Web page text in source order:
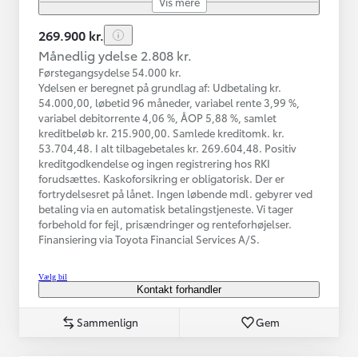
269.900 kr.
Månedlig ydelse 2.808 kr.
Førstegangsydelse 54.000 kr.
Ydelsen er beregnet på grundlag af: Udbetaling kr.
54.000,00, løbetid 96 måneder, variabel rente 3,99 %,
variabel debitorrente 4,06 %, ÅOP 5,88 %, samlet
kreditbeløb kr. 215.900,00. Samlede kreditomk. kr.
53.704,48. I alt tilbagebetales kr. 269.604,48. Positiv
kreditgodkendelse og ingen registrering hos RKI
forudsættes. Kaskoforsikring er obligatorisk. Der er
fortrydelsesret på lånet. Ingen løbende mdl. gebyrer ved
betaling via en automatisk betalingstjeneste. Vi tager
forbehold for fejl, prisændringer og renteforhøjelser.
Finansiering via Toyota Financial Services A/S.
Vælg bil
Kontakt forhandler
Sammenlign Gem